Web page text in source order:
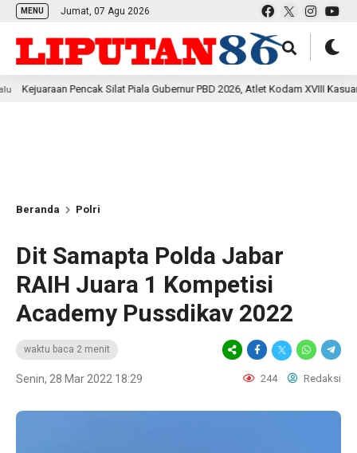
MENU Jumat, 07 Agu 2026
Silat Piala Gubernur PBD 2026, Atlet Kodam XVIII Kasuari Torehkan
Beranda Polri
Dit Samapta Polda Jabar
RAIH Juara 1 Kompetisi
Academy Pussdikav 2022
waktu baca 2 menit
Senin, 28 Mar 2022 18:29 244 Redaksi